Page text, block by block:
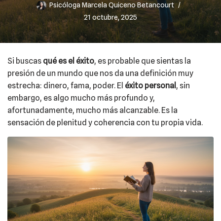
Psicóloga Marcela Quiceno Betancourt
21 octubre, 2025
Si buscas qué es el éxito, es probable que sientas la
presión de un mundo que nos da una definición muy
estrecha: dinero, fama, poder. El éxito personal , sin
embargo, es algo mucho más profundo y,
afortunadamente, mucho más alcanzable. Es la
sensación de plenitud y coherencia con tu propia vida.